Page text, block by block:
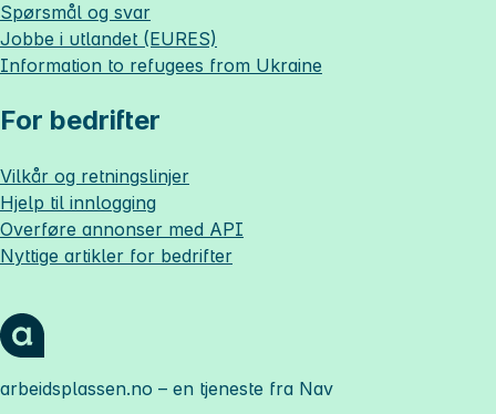
Spørsmål og svar
Jobbe i utlandet (EURES)
Information to refugees from Ukraine
For bedrifter
Vilkår og retningslinjer
Hjelp til innlogging
Overføre annonser med API
Nyttige artikler for bedrifter
arbeidsplassen.no – en tjeneste fra Nav